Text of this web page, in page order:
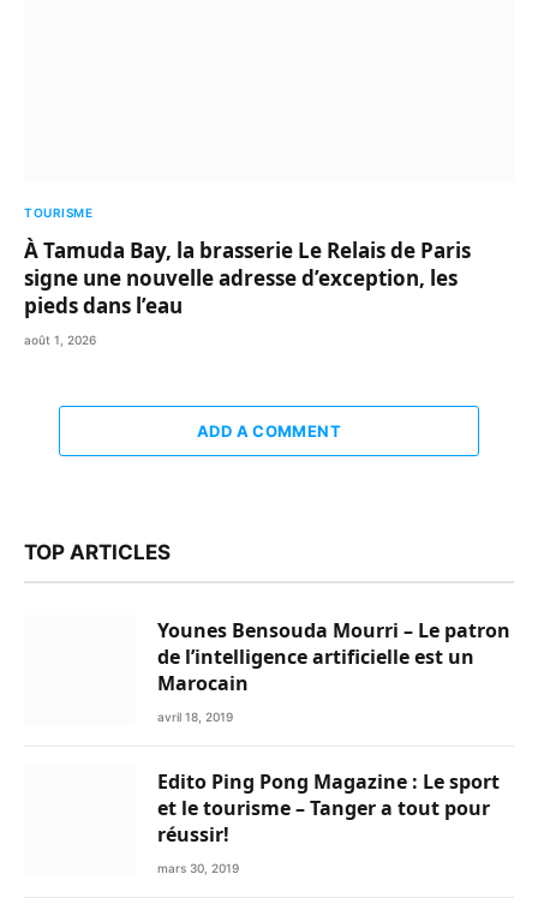
TOURISME
À Tamuda Bay, la brasserie Le Relais de Paris
signe une nouvelle adresse d’exception, les
pieds dans l’eau
août 1, 2026
ADD A COMMENT
TOP ARTICLES
Younes Bensouda Mourri – Le patron
de l’intelligence artificielle est un
Marocain
avril 18, 2019
Edito Ping Pong Magazine : Le sport
et le tourisme – Tanger a tout pour
réussir!
mars 30, 2019